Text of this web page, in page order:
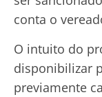
conta o
O intuito do
disponibilizar
previamente